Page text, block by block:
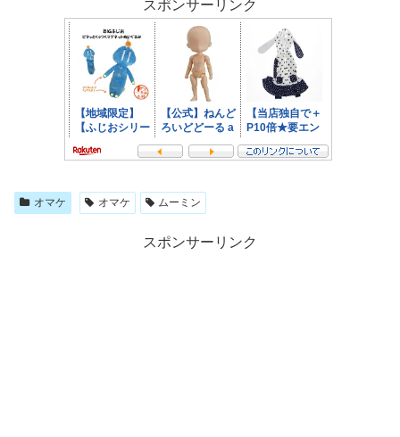
スポンサーリンク
オマケ オマケ ムーミン
スポンサーリンク